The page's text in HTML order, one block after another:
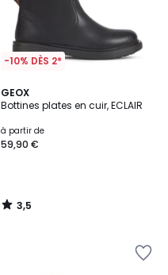
-10% DÈS 2*
GEOX
Bottines plates en cuir, ECLAIR
à partir de
59,90 €
3,5
/ 5
3,5
/